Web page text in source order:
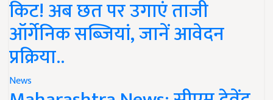
किट! अब छत पर उगाएं ताजी
ऑर्गेनिक सब्जियां, जानें आवेदन
प्रक्रिया..
News